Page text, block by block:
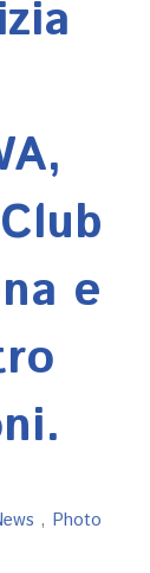
e
, Photo